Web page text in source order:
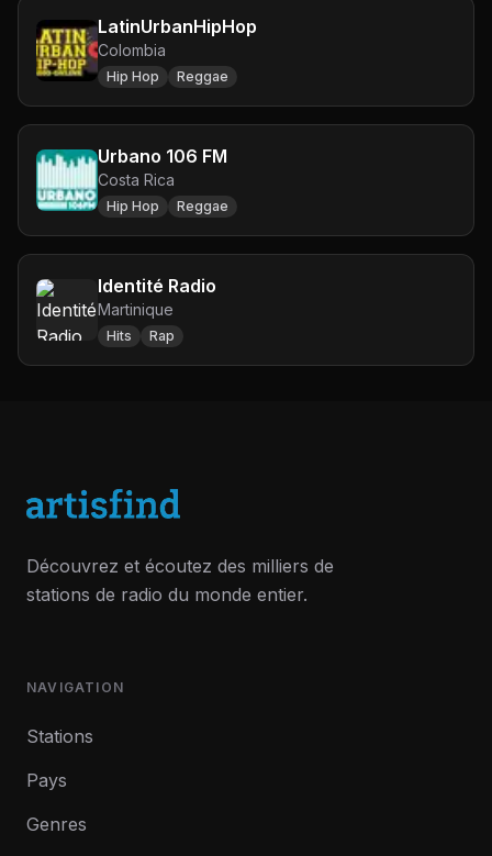
LatinUrbanHipHop
Colombia
Hip Hop Reggae
Urbano 106 FM
Costa Rica
Hip Hop Reggae
Identité Radio
Martinique
Hits Rap
Découvrez et écoutez des milliers de
stations de radio du monde entier.
NAVIGATION
Stations
Pays
Genres